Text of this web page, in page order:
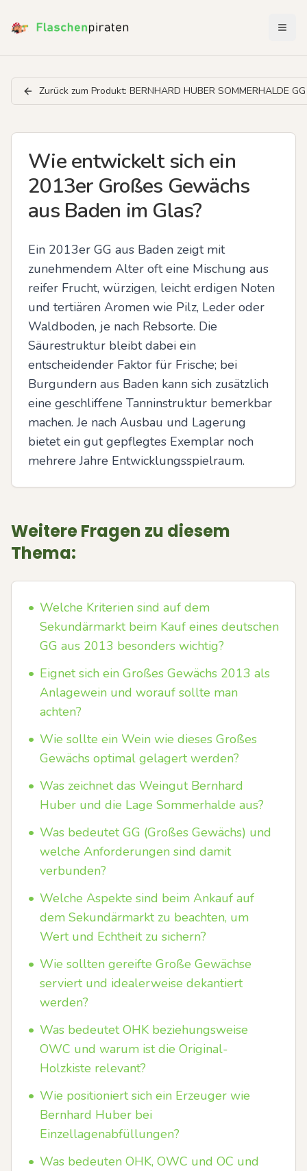
Zurück zum Produkt: BERNHARD HUBER SOMMERHALDE
Wie entwickelt sich ein
2013er Großes Gewächs
aus Baden im Glas?
Ein 2013er GG aus Baden zeigt mit
zunehmendem Alter oft eine Mischung aus
reifer Frucht, würzigen, leicht erdigen Noten
und tertiären Aromen wie Pilz, Leder oder
Waldboden, je nach Rebsorte. Die
Säurestruktur bleibt dabei ein
entscheidender Faktor für Frische; bei
Burgundern aus Baden kann sich zusätzlich
eine geschliffene Tanninstruktur bemerkbar
machen. Je nach Ausbau und Lagerung
bietet ein gut gepflegtes Exemplar noch
mehrere Jahre Entwicklungsspielraum.
Weitere Fragen zu diesem
Thema:
• Welche Kriterien sind auf dem
Sekundärmarkt beim Kauf eines deutschen
GG aus 2013 besonders wichtig?
• Eignet sich ein Großes Gewächs 2013 als
Anlagewein und worauf sollte man
achten?
• Wie sollte ein Wein wie dieses Großes
Gewächs optimal gelagert werden?
• Was zeichnet das Weingut Bernhard
Huber und die Lage Sommerhalde aus?
• Was bedeutet GG (Großes Gewächs) und
welche Anforderungen sind damit
verbunden?
• Welche Aspekte sind beim Ankauf auf
dem Sekundärmarkt zu beachten, um
Wert und Echtheit zu sichern?
• Wie sollten gereifte Große Gewächse
serviert und idealerweise dekantiert
werden?
• Was bedeutet OHK beziehungsweise
OWC und warum ist die Original-
Holzkiste relevant?
• Wie positioniert sich ein Erzeuger wie
Bernhard Huber bei
Einzellagenabfüllungen?
• Was bedeuten OHK, OWC und OC und